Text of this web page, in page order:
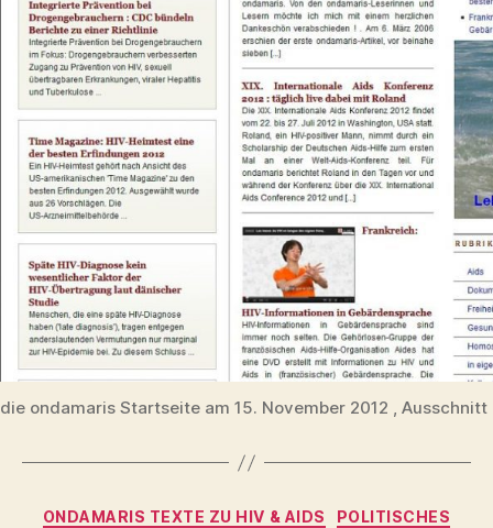
die ondamaris Startseite am 15. November 2012 ,
Kategorien
ONDAMARIS TEXTE ZU HIV & AIDS POLITISCHES